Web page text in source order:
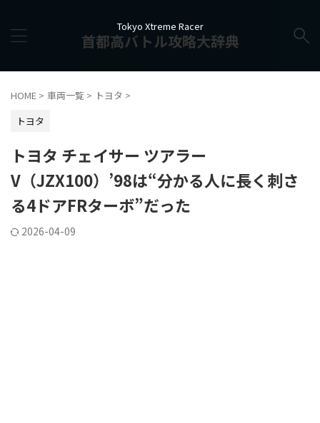
Tokyo Xtreme Racer
首都高バトル攻略大辞典
HOME > 車両一覧 > トヨタ >
トヨタ
トヨタ チェイサー ツアラー
V（JZX100）’98は“分かる人に長く刺さ
る4ドアFRターボ”だった
2026-04-09